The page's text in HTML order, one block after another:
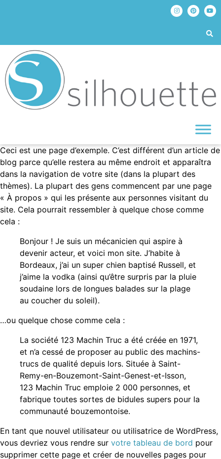
Ceci est une page d’exemple. C’est différent d’un article de
blog parce qu’elle restera au même endroit et apparaîtra
dans la navigation de votre site (dans la plupart des
thèmes). La plupart des gens commencent par une page
« À propos » qui les présente aux personnes visitant du
site. Cela pourrait ressembler à quelque chose comme
cela :
Bonjour ! Je suis un mécanicien qui aspire à
devenir acteur, et voici mon site. J’habite à
Bordeaux, j’ai un super chien baptisé Russell, et
j’aime la vodka (ainsi qu’être surpris par la pluie
soudaine lors de longues balades sur la plage
au coucher du soleil).
…ou quelque chose comme cela :
La société 123 Machin Truc a été créée en 1971,
et n’a cessé de proposer au public des machins-
trucs de qualité depuis lors. Située à Saint-
Remy-en-Bouzemont-Saint-Genest-et-Isson,
123 Machin Truc emploie 2 000 personnes, et
fabrique toutes sortes de bidules supers pour la
communauté bouzemontoise.
En tant que nouvel utilisateur ou utilisatrice de WordPress,
vous devriez vous rendre sur votre tableau de bord pour
supprimer cette page et créer de nouvelles pages pour